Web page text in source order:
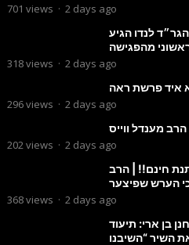
701 views · 2 days ago
לנדו הגיע
מהפגישה
הנדירה
318views · 2 days ago
איד פרשת ראה
296views · 2 days ago
מענדל ווייס
202views · 2 days ago
חינם!! | הרב
הערש שפיצער
368views · 2 days ago
בן ארי: תיעוד